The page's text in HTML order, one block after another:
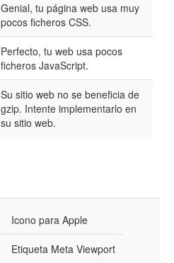
Genial, tu página web usa muy
pocos ficheros CSS.
Perfecto, tu web usa pocos
ficheros JavaScript.
Su sitio web no se beneficia de
gzip. Intente implementarlo en
su sitio web.
Icono para Apple
Etiqueta Meta Viewport